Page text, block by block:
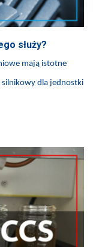
służy?
mają istotne
silnikowy dla jednostki